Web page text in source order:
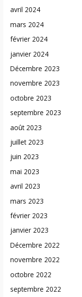
avril 2024
mars 2024
février 2024
janvier 2024
Décembre 2023
novembre 2023
octobre 2023
septembre 2023
août 2023
juillet 2023
juin 2023
mai 2023
avril 2023
mars 2023
février 2023
janvier 2023
Décembre 2022
novembre 2022
octobre 2022
septembre 2022